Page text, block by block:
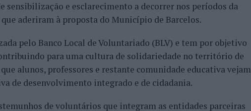
sensibilização e esclarecimento a decorrer nos períodos da
que aderiram à proposta do Município de Barcelos.
pelo Banco Local de Voluntariado (BLV) e tem por objetivo
para uma cultura de solidariedade no território de
alunos, professores e restante comunidade educativa vejam
de desenvolvimento integrado e de cidadania.
de voluntários que integram as entidades parceiras